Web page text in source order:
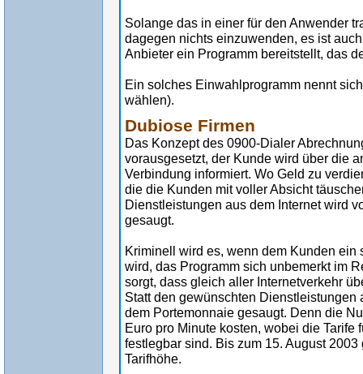
Solange das in einer für den Anwender
dagegen nichts einzuwenden, es ist
Anbieter ein Programm bereitstellt, das
Ein solches Einwahlprogramm nennt
wählen).
Dubiose Firmen
Das Konzept des 0900-Dialer
vorausgesetzt, der Kunde wird über die
Verbindung informiert. Wo Geld zu
die die Kunden mit voller Absicht
Dienstleistungen aus dem Internet wird
gesaugt.
Kriminell wird es, wenn dem Kunden
wird, das Programm sich unbemerkt im
sorgt, dass gleich aller Internetverkehr
Statt den gewünschten
dem Portemonnaie gesaugt. Denn die
Euro pro Minute kosten, wobei die Tarife
festlegbar sind. Bis zum 15. August
Tarifhöhe.